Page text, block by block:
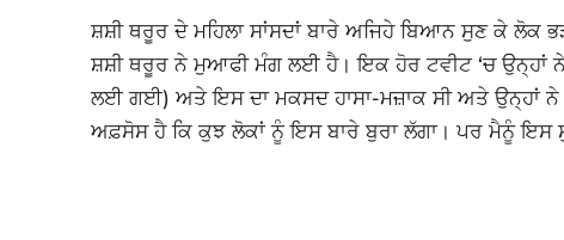
ਸ਼ਸ਼ੀ ਥਰੂਰ ਦੇ ਮਹਿਲਾ ਸਾਂਸਦਾਂ ਬਾਰੇ ਅਜਿਹੇ ਬਿਆਨ ਸੁਣ ਕੇ
ਸ਼ਸ਼ੀ ਥਰੂਰ ਨੇ ਮੁਆਫੀ ਮੰਗ ਲਈ ਹੈ। ਇਕ ਹੋਰ ਟਵੀਟ ‘ਚ ਉਨ੍ਹਾਂ ਨੇ
ਲਈ ਗਈ) ਅਤੇ ਇਸ ਦਾ ਮਕਸਦ ਹਾਸਾ-ਮਜ਼ਾਕ ਸੀ ਅਤੇ ਉਨ੍ਹਾਂ ਨੇ
ਅਫ਼ਸੋਸ ਹੈ ਕਿ ਕੁਝ ਲੋਕਾਂ ਨੂੰ ਇਸ ਬਾਰੇ ਬੁਰਾ ਲੱਗਾ। ਪਰ ਮੈਨੂੰ ਇਸ